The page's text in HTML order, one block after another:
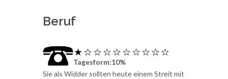
Beruf
Tagesform:10%
Sie als Widder sollten heute einem Streit mit